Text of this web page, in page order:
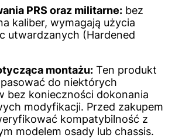
PRS oraz militarne: bez
kaliber, wymagają użycia
utwardzanych (Hardened
montażu: Ten produkt
do niektórych
bez konieczności dokonania
modyfikacji. Przed zakupem
kompatybilność z
modelem osady lub chassis.